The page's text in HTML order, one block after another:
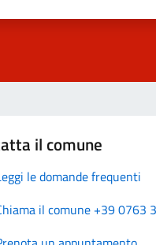
il comune
le domande frequenti
il comune +39 0763